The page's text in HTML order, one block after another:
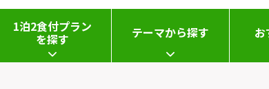
1泊2食付プラン
を探す テーマから探す